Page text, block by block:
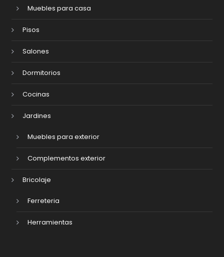
Muebles para casa
Pisos
Salones
Dormitorios
Cocinas
Jardines
Muebles para exterior
Complementos exterior
Bricolaje
Ferreteria
Herramientas